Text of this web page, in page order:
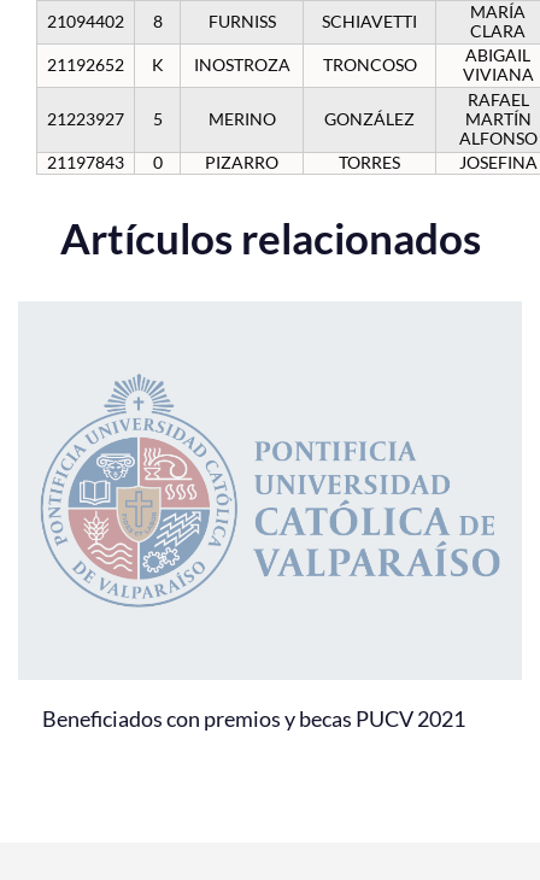
21094402
8 FURNISS SCHIAVETTI
MARÍA
CLARA
21192652
K INOSTROZA TRONCOSO
ABIGAIL
VIVIANA
21223927 5 MERINO GONZÁLEZ
RAFAEL
MARTÍN
ALFONSO
21197843
0 PIZARRO TORRES JOSEFINA
Artículos relacionados
Beneficiados con premios y becas PUCV 2021